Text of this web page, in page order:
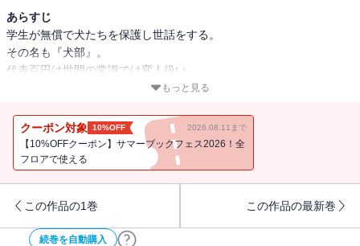
あらすじ
学生が無償で犬たちを保護し世話をする。
その名も『犬部』。
代表百田は世間の常識では変人扱い。
でも新入部員の早見からすれば神様、仏様？
2人のコンビも板についてきた第２巻！
まさかの妊娠！ ギャル犬シズコと
犬部設立のキッカケとなった
もっと見る
クーポン対象 10%OFF 2026.08.11まで
【10%OFFクーポン】サマーブックフェス2026！全
フロアで使える
この作品の1巻 この作品の最新巻
続巻を自動購入